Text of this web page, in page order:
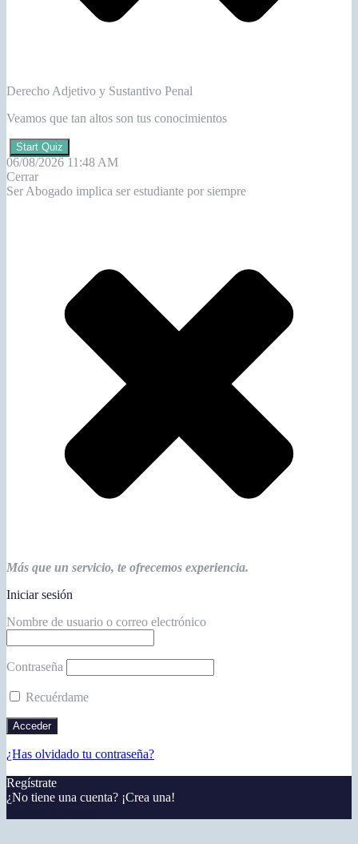
Derecho Adjetivo y Sustantivo Penal
Veamos que tan altos son tus conocimientos
Start Quiz
06/08/2026 11:48 AM
Cerrar
Ser Abogado implica ser estudiante por siempre
Más que un servicio, te ofrecemos experiencia.
Iniciar sesión
Nombre de usuario o correo electrónico
Contraseña
Recuérdame
¿Has olvidado tu contraseña?
Regístrate
¿No tiene una cuenta? ¡Crea una!